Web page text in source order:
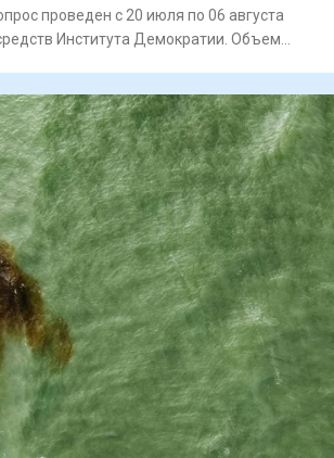
проведен с 20 июля по 06 августа
Института Демократии. Объем